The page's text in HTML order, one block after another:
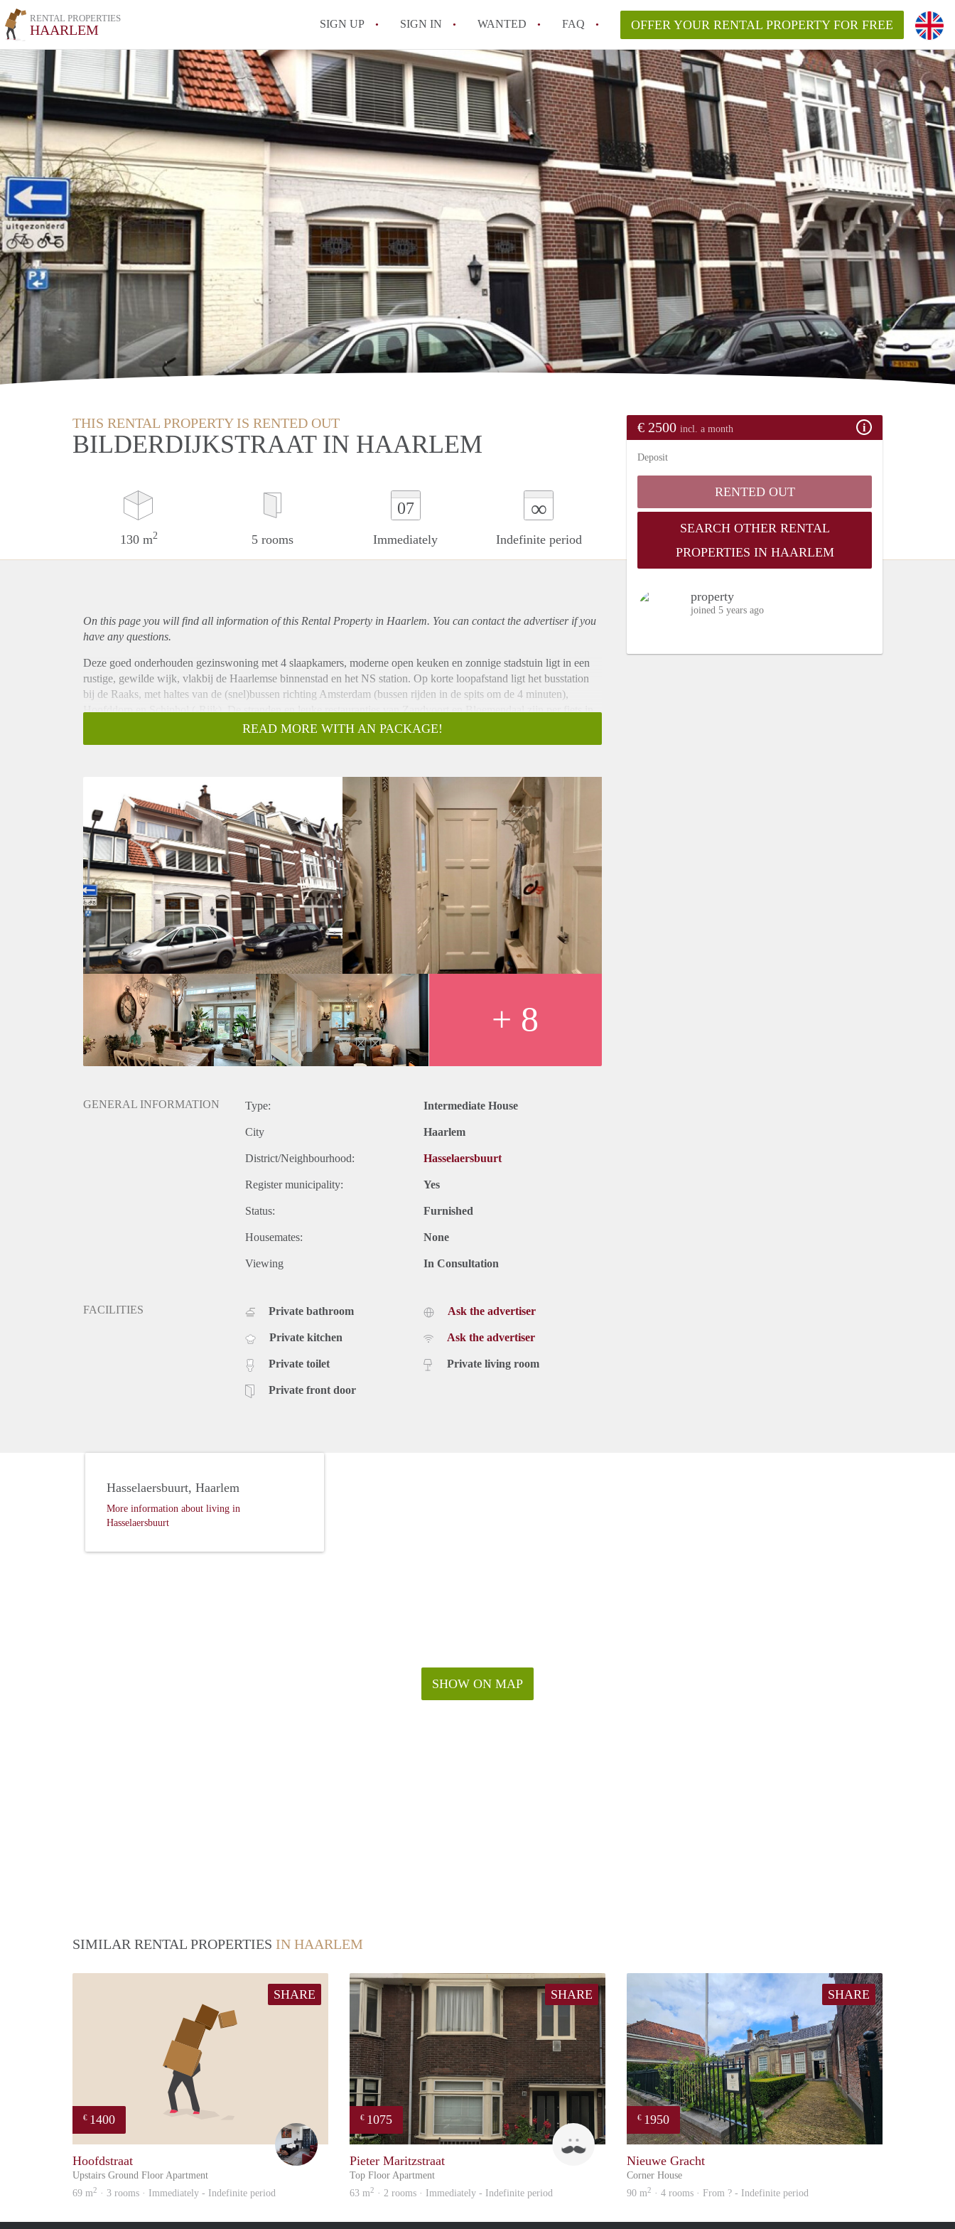
RENTAL PROPERTIES
HAARLEM SIGN UP SIGN IN WANTED FAQ
All FAQs
OFFER YOUR RENTAL PROPERTY FOR FREE
THIS RENTAL PROPERTY IS RENTED OUT
BILDERDIJKSTRAAT IN HAARLEM
130 m2 5 rooms
07
Immediately
∞
Indefinite period
€ 2500 incl. a month
Deposit
RENTED OUT
SEARCH OTHER RENTAL
PROPERTIES IN HAARLEM
property
joined 5 years ago
On this page you will find all information of this Rental Property in Haarlem. You can contact the advertiser if you
have any questions.
Deze goed onderhouden gezinswoning met 4 slaapkamers, moderne open keuken en zonnige stadstuin ligt in een
rustige, gewilde wijk, vlakbij de Haarlemse binnenstad en het NS station. Op korte loopafstand ligt het busstation
bij de Raaks, met haltes van de (snel)bussen richting Amsterdam (bussen rijden in de spits om de 4 minuten),
Hoofddorp en Schiphol (-Rijk). De stranden en leuke restaurantjes van Zandvoort en Bloemendaal zijn per fiets in
De woning is zeer goed geïsoleerd.
inbouwapparatuur. openslaande deuren naar de achtertuin.
1e verdieping: 2 ruime slaapkamers en een kleinere slaap/werkkamer. Badkamer met inloopdouche, ligbad, wastafel
met onderkast, WC en handdoekradiator.
2e verdieping: ruime (open) slaapkamer.
Divers:
Woonoppervlakte ca. 130 m2;
Zonnige stadstuin (ca. 30 m2);
Lichte woonkamer met moderne open keuken;
Vier slaapkamers;
Super locatie, vlak bij NS station, Haarlem centrum en de bushaltes van de (snel)bus richting Amsterdam,
Hoofddorp en Schiphol (Rijk);
De woning wordt gestoffeerd aangeboden;
Huurprijs is exclusief g/w/e/internet en gebruikerslasten;
De woning is beschikbaar voor een periode van ongeveer 12 -15 maanden;
Verhuurder heeft het recht van gunning.
READ MORE WITH AN PACKAGE!
+ 8
GENERAL INFORMATION Type: Intermediate House
City Haarlem
District/Neighbourhood: Hasselaersbuurt
Register municipality: Yes
Status: Furnished
Housemates: None
Viewing In Consultation
FACILITIES Private bathroom
Private kitchen
Private toilet
Private front door
Ask the advertiser
Ask the advertiser
Private living room
SHOW ON MAP
Hasselaersbuurt, Haarlem
More information about living in
Hasselaersbuurt
SIMILAR RENTAL PROPERTIES IN HAARLEM
SHARE
€ 1400
Hoofdstraat
Upstairs Ground Floor Apartment
69 m2 · 3 rooms · Immediately - Indefinite period
SHARE
€ 1075
Pieter Maritzstraat
Top Floor Apartment
63 m2 · 2 rooms · Immediately - Indefinite period
SHARE
€ 1950
Nieuwe Gracht
Corner House
90 m2 · 4 rooms · From ? - Indefinite period